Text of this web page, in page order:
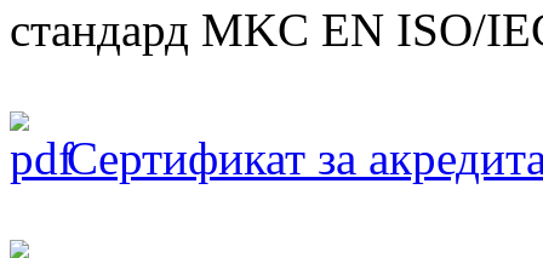
стандард MKC EN ISO/
Сертификат за